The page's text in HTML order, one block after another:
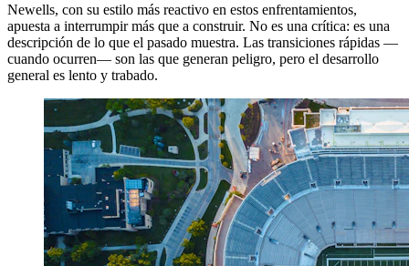
Newells, con su estilo más reactivo en estos enfrentamientos,
apuesta a interrumpir más que a construir. No es una crítica: es una
descripción de lo que el pasado muestra. Las transiciones rápidas —
cuando ocurren— son las que generan peligro, pero el desarrollo
general es lento y trabado.